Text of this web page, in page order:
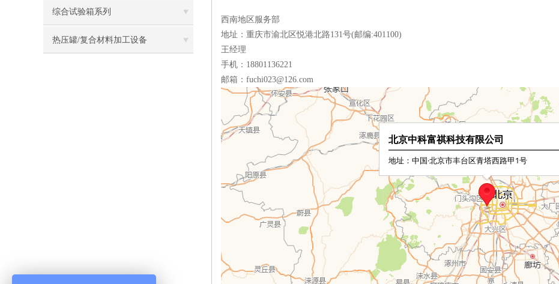
综合试验箱系列
热压罐/复合材料加工设备
西南地区服务部
地址：重庆市渝北区悦港北路131号(邮编:401100)
王经理
手机：18801136221
邮箱：fuchi023@126.com